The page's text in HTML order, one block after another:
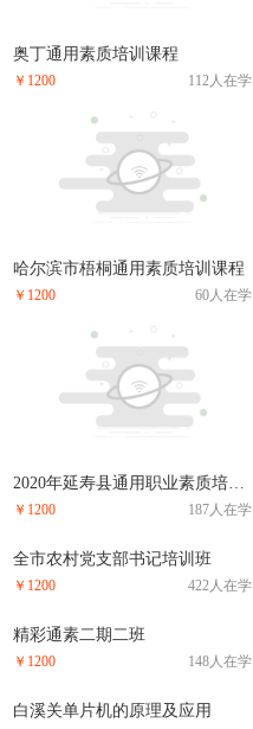
奥丁通用素质培训课程
￥1200 112人在学
哈尔滨市梧桐通用素质培训课程
￥1200 60人在学
2020年延寿县通用职业素质培训2班
￥1200 187人在学
全市农村党支部书记培训班
￥1200 422人在学
精彩通素二期二班
￥1200 148人在学
白溪关单片机的原理及应用